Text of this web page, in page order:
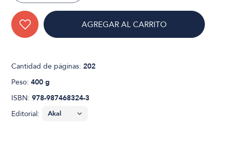
AGREGAR AL CARRITO
Cantidad de páginas:202
Peso:400 g
ISBN:978-987468324-3
Editorial: